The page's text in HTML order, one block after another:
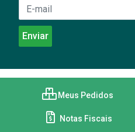
Meus Pedidos
Notas Fiscais